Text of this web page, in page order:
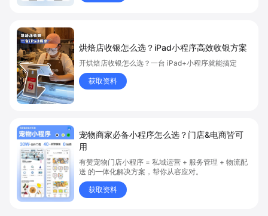
烘焙店收银怎么选？iPad小程序高效收银方案
开烘焙店收银怎么选？一台 iPad+小程序就能搞定
获取资料
宠物商家必备小程序怎么选？门店&电商皆可
用
有赞宠物门店小程序 = 私域运营 + 服务管理 + 物流配
送 的一体化解决方案，帮你从容应对。
获取资料